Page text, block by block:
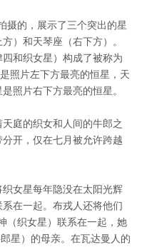
摄的，展示了三个突出的星
）和天琴座（右下方）。
和织女星）构成了被称为
照片左下方最亮的恒星，天
照片右下方最亮的恒星。
庭的织女和人间的牛郎之
开，仅在七月被允许跨越
女星每年隐没在太阳光辉
在一起。布戎人还将他们
织女星）联系在一起，她
星）的母亲。在瓦达曼人的